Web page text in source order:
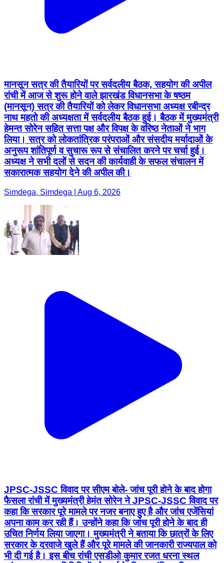
मानसून सत्र की तैयारियों पर सर्वदलीय बैठक, सहयोग की अपील
रांची में आज से शुरू होने वाले झारखंड विधानसभा के षष्ठम
(मानसून) सत्र की तैयारियों को लेकर विधानसभा अध्यक्ष रबीन्द्र
नाथ महतो की अध्यक्षता में सर्वदलीय बैठक हुई। बैठक में मुख्यमंत्री
हेमन्त सोरेन सहित सत्ता पक्ष और विपक्ष के वरिष्ठ नेताओं ने भाग
लिया। सत्र को लोकतांत्रिक परंपराओं और संसदीय मर्यादाओं के
अनुरूप शांतिपूर्ण व सुचारू रूप से संचालित करने पर चर्चा हुई।
अध्यक्ष ने सभी दलों से सदन की कार्यवाही के सफल संचालन में
सकारात्मक सहयोग देने की अपील की।
Simdega, Simdega | Aug 6, 2026
JPSC-JSSC विवाद पर सीएम बोले- जांच पूरी होने के बाद होगा
फैसला रांची में मुख्यमंत्री हेमंत सोरेन ने JPSC-JSSC विवाद पर
कहा कि सरकार पूरे मामले पर नजर बनाए हुए है और जांच एजेंसियां
अपना काम कर रही हैं। उन्होंने कहा कि जांच पूरी होने के बाद ही
उचित निर्णय लिया जाएगा। मुख्यमंत्री ने बताया कि छात्रों के लिए
सरकार के दरवाजे खुले हैं और पूरे मामले की जानकारी राज्यपाल को
भी दी गई है। इस बीच रांची एसडीओ कुमार रजत धरना स्थल